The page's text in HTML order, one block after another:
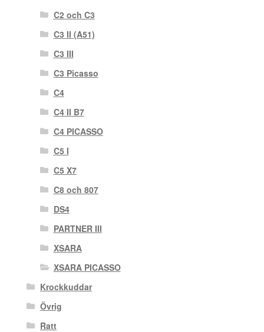
C2 och C3
C3 II (A51)
C3 III
C3 Picasso
C4
C4 II B7
C4 PICASSO
C5 I
C5 X7
C8 och 807
DS4
PARTNER III
XSARA
XSARA PICASSO
Krockkuddar
Övrig
Ratt